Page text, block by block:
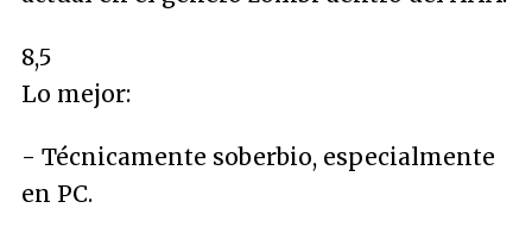
8,5
Lo mejor:
- Técnicamente soberbio, especialmente
en PC.